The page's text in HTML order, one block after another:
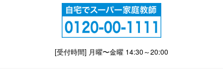
[受付時間] 月曜〜金曜 14:30～20:00